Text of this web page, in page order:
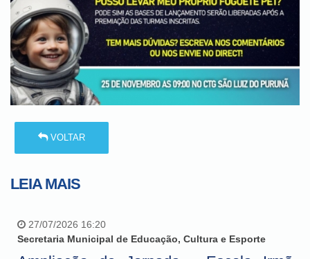
VOLTAR
LEIA MAIS
27/07/2026 16:20
Secretaria Municipal de Educação, Cultura e Esporte